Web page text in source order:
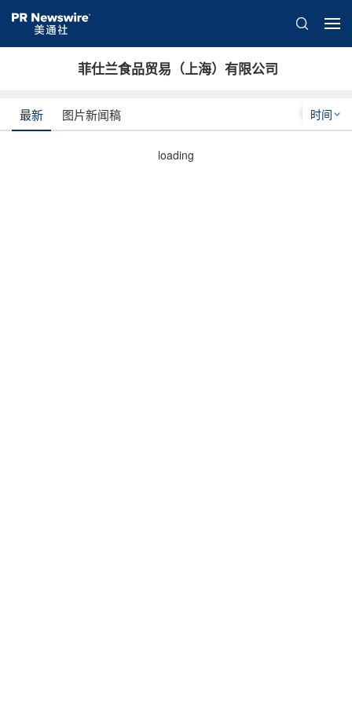
菲仕兰食品贸易（上海）有限公司
时间
最新 图片新闻稿
loading